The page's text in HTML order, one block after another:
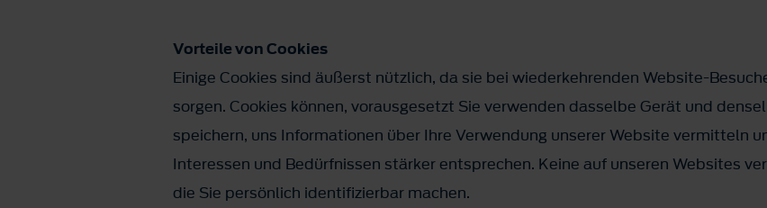
Vorteile von Cookies
Einige Cookies sind äußerst nützlich, da sie bei wiederkehrenden Website-
sorgen. Cookies können, vorausgesetzt Sie verwenden dasselbe Gerät und
speichern, uns Informationen über Ihre Verwendung unserer Website vermitteln
Interessen und Bedürfnissen stärker entsprechen. Keine auf unseren Websites
die Sie persönlich identifizierbar machen.